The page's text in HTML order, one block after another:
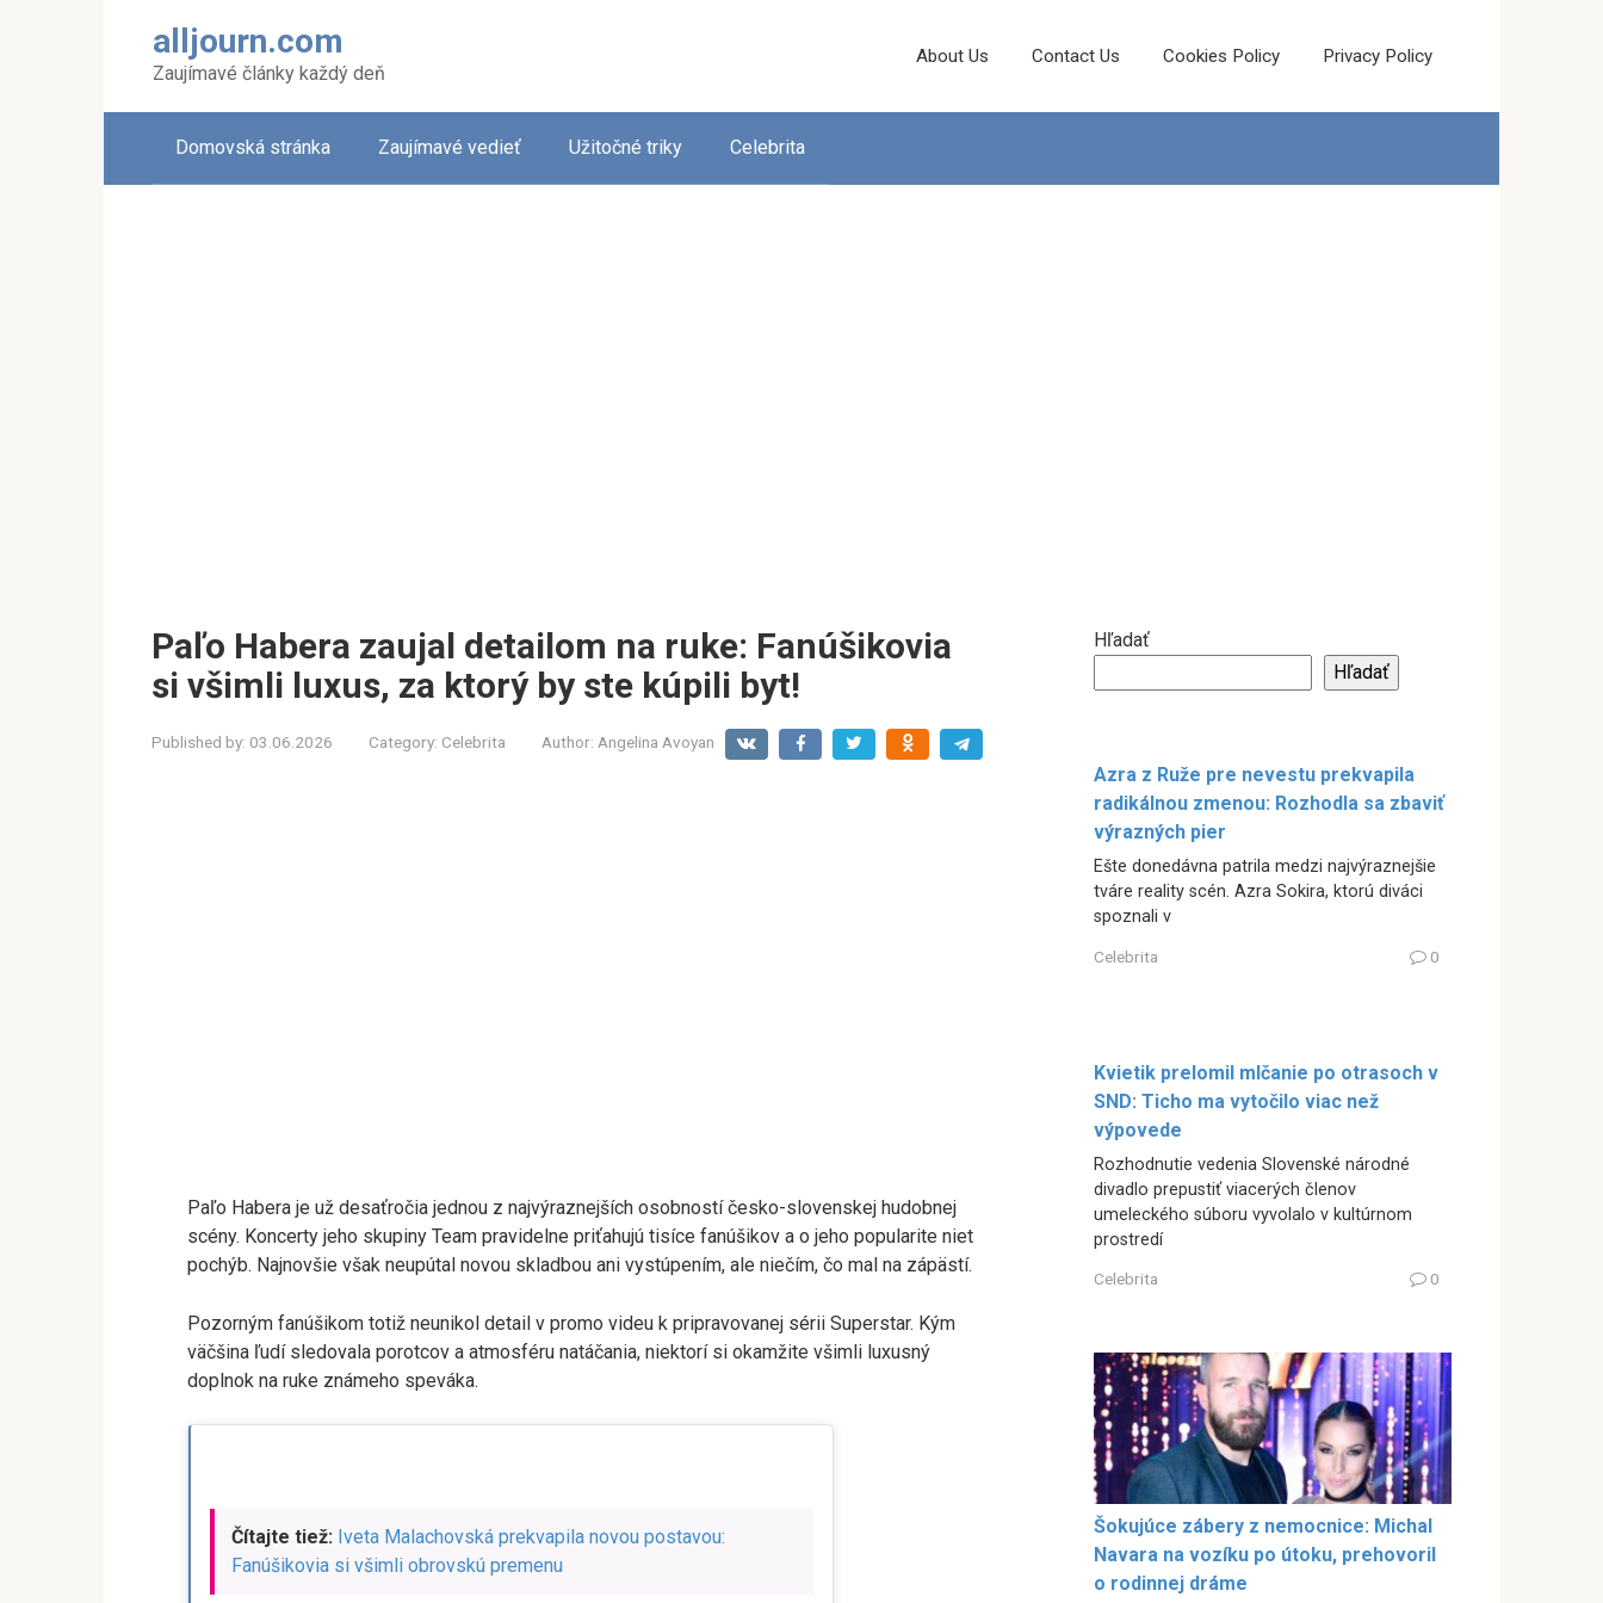
alljourn.com
Zaujímavé články každý deň
About Us Contact Us Cookies Policy Privacy Policy
Domovská stránka Zaujímavé vedieť Užitočné triky Celebrita
Paľo Habera zaujal detailom na ruke: Fanúšikovia
si všimli luxus, za ktorý by ste kúpili byt!
Published by: 03.06.2026 Category: Celebrita Author: Angelina Avoyan
Paľo Habera je už desaťročia jednou z najvýraznejších osobností česko-slovenskej hudobnej
scény. Koncerty jeho skupiny Team pravidelne priťahujú tisíce fanúšikov a o jeho popularite niet
pochýb. Najnovšie však neupútal novou skladbou ani vystúpením, ale niečím, čo mal na zápästí.
Pozorným fanúšikom totiž neunikol detail v promo videu k pripravovanej sérii Superstar. Kým
väčšina ľudí sledovala porotcov a atmosféru natáčania, niektorí si okamžite všimli luxusný
doplnok na ruke známeho speváka.
Čítajte tiež: Iveta Malachovská prekvapila novou postavou:
Fanúšikovia si všimli obrovskú premenu
Hľadať
Hľadať
Azra z Ruže pre nevestu prekvapila
radikálnou zmenou: Rozhodla sa zbaviť
výrazných pier
Ešte donedávna patrila medzi najvýraznejšie
tváre reality scén. Azra Sokira, ktorú diváci
spoznali v
Celebrita 0
Kvietik prelomil mlčanie po otrasoch v
SND: Ticho ma vytočilo viac než
výpovede
Rozhodnutie vedenia Slovenské národné
divadlo prepustiť viacerých členov
umeleckého súboru vyvolalo v kultúrnom
prostredí
Celebrita 0
Šokujúce zábery z nemocnice: Michal
Navara na vozíku po útoku, prehovoril
o rodinnej dráme